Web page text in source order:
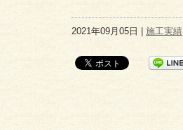
2021年09月05日 | 施工実績